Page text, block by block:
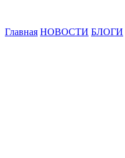
Главная НОВОСТИ БЛОГИ